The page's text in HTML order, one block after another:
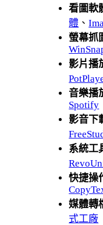
看圖軟
體 、
螢幕抓
影片播
音樂播
Spotify
影音下
系統工
快捷操
媒體轉
式工廠